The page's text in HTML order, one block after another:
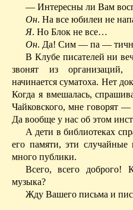
— Интересны ли Вам
Он. На все юбилеи не
Я. Но Блок не все…
Он. Да! Сим — па —
В Клубе писателей ни
звонят из организаций,
начинается суматоха. Нет
Когда я вмешалась,
Чайковского, мне говорят —
Да вообще у нас об этом
А дети в библиотеках
его памяти, эти случайные
много публики.
Всего, всего
музыка?
Жду Вашего письма и